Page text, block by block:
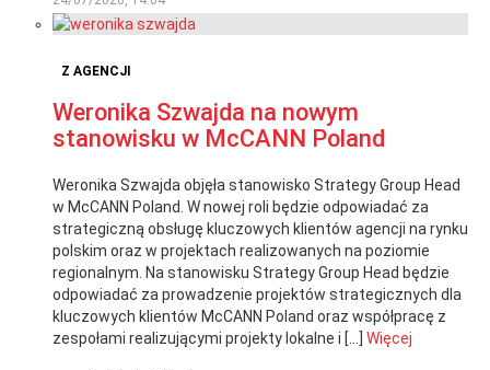
Z AGENCJI
Weronika Szwajda na nowym
stanowisku w McCANN Poland
Weronika Szwajda objęła stanowisko Strategy Group Head
w McCANN Poland. W nowej roli będzie odpowiadać za
strategiczną obsługę kluczowych klientów agencji na rynku
polskim oraz w projektach realizowanych na poziomie
regionalnym. Na stanowisku Strategy Group Head będzie
odpowiadać za prowadzenie projektów strategicznych dla
kluczowych klientów McCANN Poland oraz współpracę z
zespołami realizującymi projekty lokalne i […] Więcej